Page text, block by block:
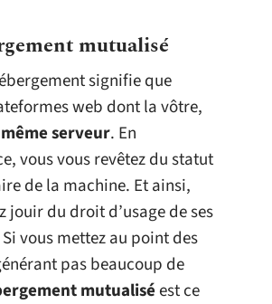
mutualisé
signifie que
web dont la vôtre,
serveur. En
vous vous revêtez du statut
de la machine. Et ainsi,
jouir du droit d’usage de ses
vous mettez au point des
pas beaucoup de
mutualiséest ce